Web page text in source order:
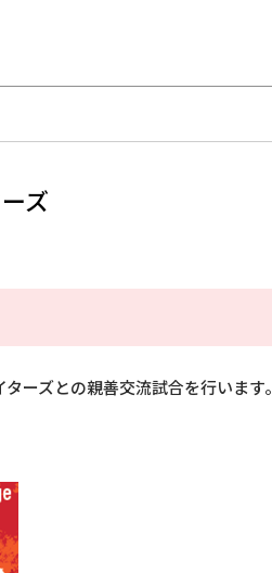
ズ
ーズとの親善交流試合を行います。